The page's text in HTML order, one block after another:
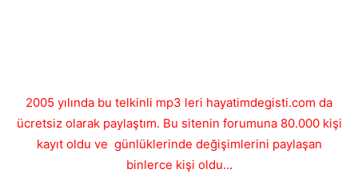
2005 yılında bu telkinli mp3 leri hayatimdegisti.com da
ücretsiz olarak paylaştım. Bu sitenin forumuna 80.000 kişi
kayıt oldu ve günlüklerinde değişimlerini paylaşan
binlerce kişi oldu...